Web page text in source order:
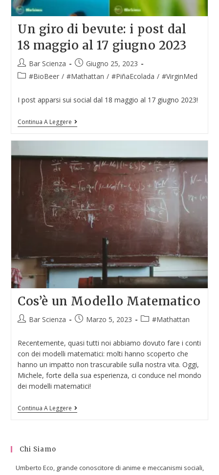
Un giro di bevute: i post dal
18 maggio al 17 giugno 2023
Bar Scienza
Giugno 25, 2023
#BioBeer / #Mathattan / #PiñaEcolada / #VirginMed
I post apparsi sui social dal 18 maggio al 17 giugno 2023!
Continua A Leggere
Cos’è un Modello Matematico
Bar Scienza Marzo 5, 2023 #Mathattan
Recentemente, quasi tutti noi abbiamo dovuto fare i conti
con dei modelli matematici: molti hanno scoperto che
hanno un impatto non trascurabile sulla nostra vita. Oggi,
Michele, forte della sua esperienza, ci conduce nel mondo
dei modelli matematici!
Continua A Leggere
Chi Siamo
Umberto Eco, grande conoscitore di anime e meccanismi sociali,